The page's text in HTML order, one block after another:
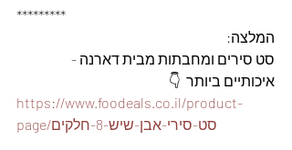
*********
המלצה:
סט סירים ומחבתות מבית דארנה -
איכותיים ביותר  👇
https://www.foodeals.co.il/product-
page/סט-סירי-אבן-שיש-8-חלקים